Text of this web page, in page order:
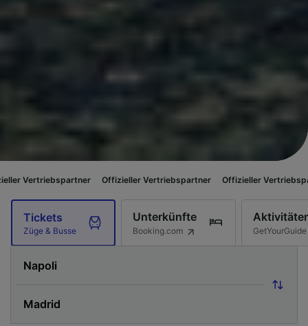
Offizieller Vertriebspartner Offizieller Vertriebspartner
Tickets
Züge & Busse
Unterkünfte
Booking.com GetYourGuide